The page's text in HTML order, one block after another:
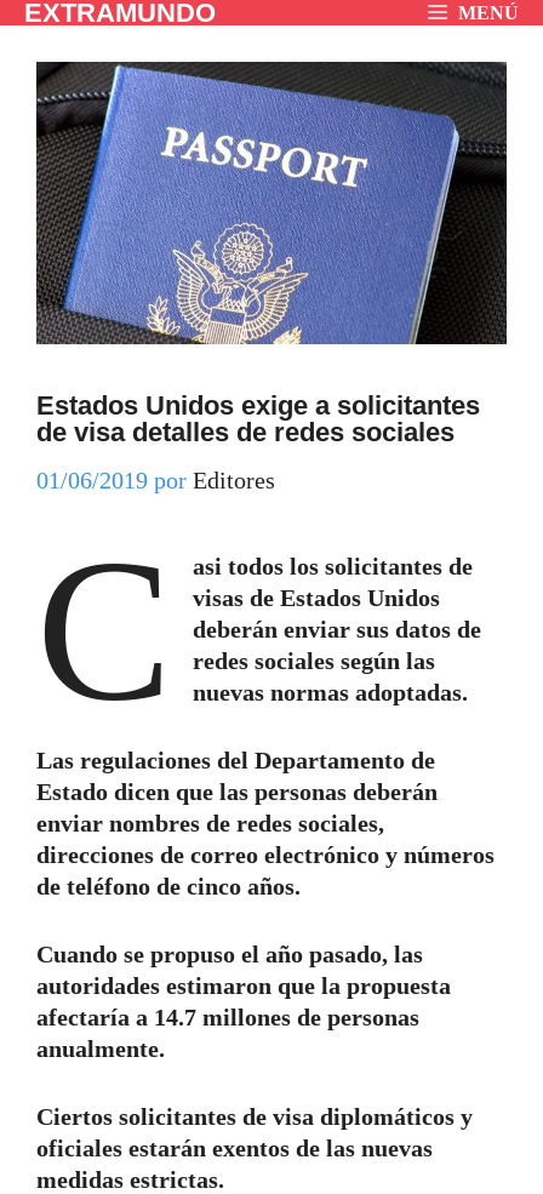
Saltar
contenido
EXTRAMUNDO MENÚ
Estados Unidos exige a solicitantes
de visa detalles de redes sociales
01/06/2019 por Editores
C
asi todos los solicitantes de
visas de Estados Unidos
deberán enviar sus datos de
redes sociales según las
nuevas normas adoptadas.
Las regulaciones del Departamento de
Estado dicen que las personas deberán
enviar nombres de redes sociales,
direcciones de correo electrónico y números
de teléfono de cinco años.
Cuando se propuso el año pasado, las
autoridades estimaron que la propuesta
afectaría a 14.7 millones de personas
anualmente.
Ciertos solicitantes de visa diplomáticos y
oficiales estarán exentos de las nuevas
medidas estrictas.